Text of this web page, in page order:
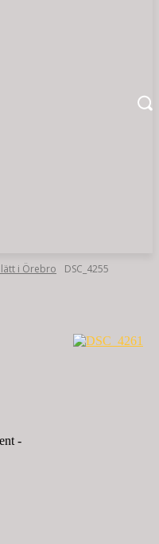
i Örebro DSC_4255
-